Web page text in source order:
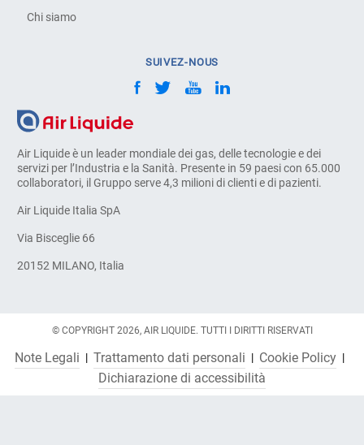
Air Liquide è un leader mondiale dei gas, delle tecnologie e dei
servizi per l’Industria e la Sanità. Presente in 59 paesi con 65.000
collaboratori, il Gruppo serve 4,3 milioni di clienti e di pazienti.
Air Liquide Italia SpA
Via Bisceglie 66
20152 MILANO, Italia
Chi siamo
SUIVEZ-NOUS
© COPYRIGHT 2026, AIR LIQUIDE. TUTTI I DIRITTI RISERVATI
Note Legali Trattamento dati personali
Cookie Policy
Dichiarazione di accessibilità